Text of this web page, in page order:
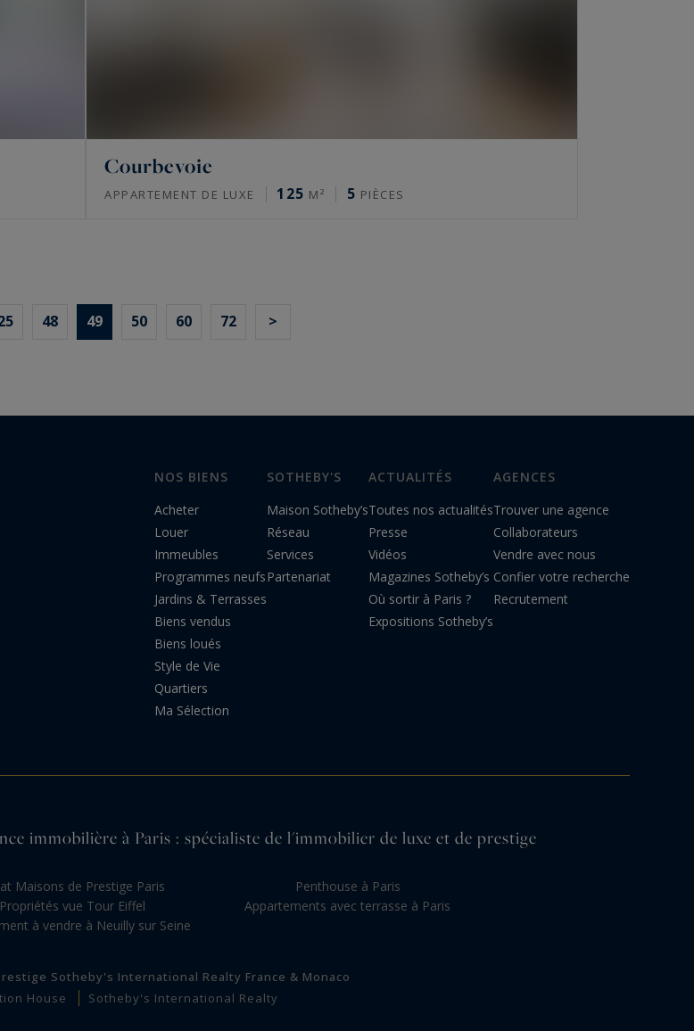
Courbevoie
APPARTEMENT DE LUXE 125 M² 5 PIÈCES
48 49 50 60 72 >
NOS BIENS
Acheter
Louer
Immeubles
Programmes neufs
Jardins & Terrasses
Biens vendus
Biens loués
Style de Vie
Quartiers
Ma Sélection
SOTHEBY'S
Maison Sotheby’s
Réseau
Services
Partenariat
ACTUALITÉS
Toutes nos actualités
Presse
Vidéos
Magazines Sotheby’s
Où sortir à Paris ?
Expositions Sotheby’s
AGENCES
Trouver une agence
Collaborateurs
Vendre avec nous
Confier votre recherche
Recrutement
immobilière à Paris : spécialiste de l'immobilier de luxe et de prestige
Maisons de Prestige Paris
Propriétés vue Tour Eiffel
à vendre à Neuilly sur Seine
Penthouse à Paris
Appartements avec terrasse à Paris
Sotheby's International Realty France & Monaco
House
Sotheby's International Realty